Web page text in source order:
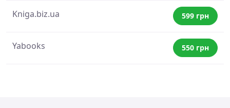
Kniga.biz.ua 599 грн
Yabooks 550 грн